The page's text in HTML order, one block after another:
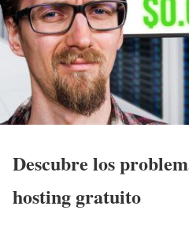
Descubre los
hosting gratuito